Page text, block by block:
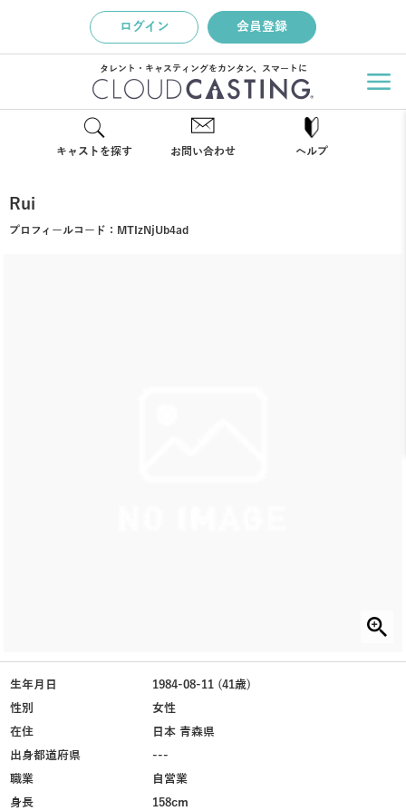
ログイン 会員登録
タレント・キャスティングをカンタン、スマートに
キャストを探す お問い合わせ ヘルプ
Rui
プロフィールコード： MTIzNjUb4ad
生年月日
1984-08-11 (41歳)
性別
女性
在住
日本 青森県
出身都道府県
---
職業
自営業
身長
158cm